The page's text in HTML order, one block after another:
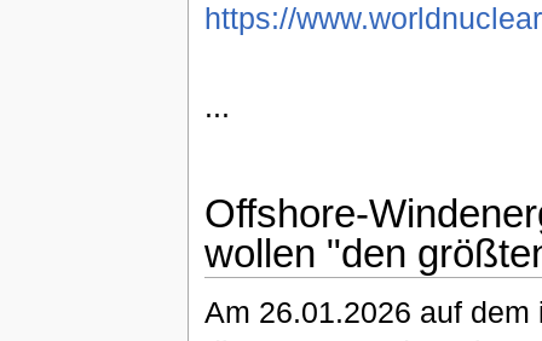
https://
...
Offshore-
wollen "den
Am 26.01.2026 auf